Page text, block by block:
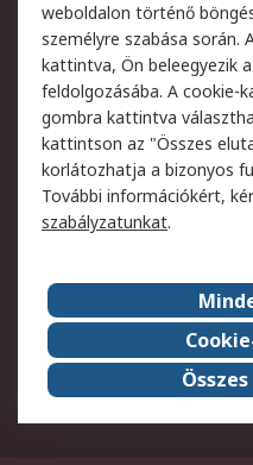
Jogi
Adatvédelmi
szabályzat
Cookie szabályzat
Webhelyre vonatkozó
feltételek
Rólunk
Karrier
ESG globális célok
weboldalon történő
személyre szabása során.
kattintva, Ön beleegyezik
feldolgozásába. A cookie-
gombra kattintva
kattintson az "Összes
korlátozhatja a bizonyos
További információkért,
szabályzatunkat.